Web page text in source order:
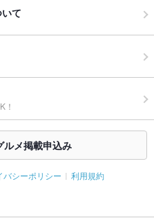
て
！
ルメ掲載申込み
バシーポリシー 利用規約